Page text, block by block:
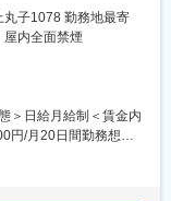
ご自身のご都合に合
きる環境です。
るなどメリハリを付け
にしながら仕事に取
査業務と安全規格認
工場検査対応業務
と社内展開業務
丸子1078 勤務地最寄
内全面禁煙
＞日給月給制＜賃金内
/月20日間勤務想定